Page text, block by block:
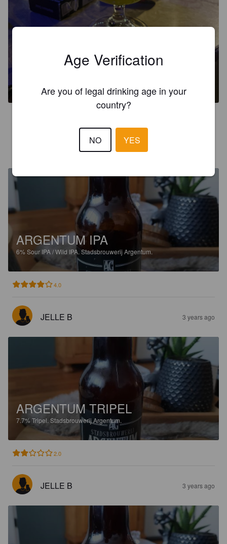
ARGENTUM IPA
BORIS7449
ARGENTUM IPA
6% Sour IPA / Wild IPA. Stadsbrouwerij Argentum.
4.0
JELLE B 3 years ago
ARGENTUM TRIPEL
7.7%Tripel. Stadsbrouwerij Argentum.
2.0
JELLE B 3 years ago
Age Verification
Are you of legal drinking age in your
country?
NO YES